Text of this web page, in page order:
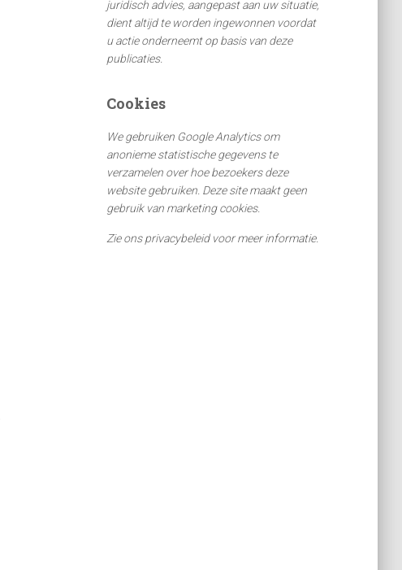
juridisch advies, aangepast aan uw situatie,
dient altijd te worden ingewonnen voordat
u actie onderneemt op basis van deze
publicaties.
Cookies
We gebruiken Google Analytics om
anonieme statistische gegevens te
verzamelen over hoe bezoekers deze
website gebruiken. Deze site maakt geen
gebruik van marketing cookies.
Zie ons privacybeleid voor meer informatie.